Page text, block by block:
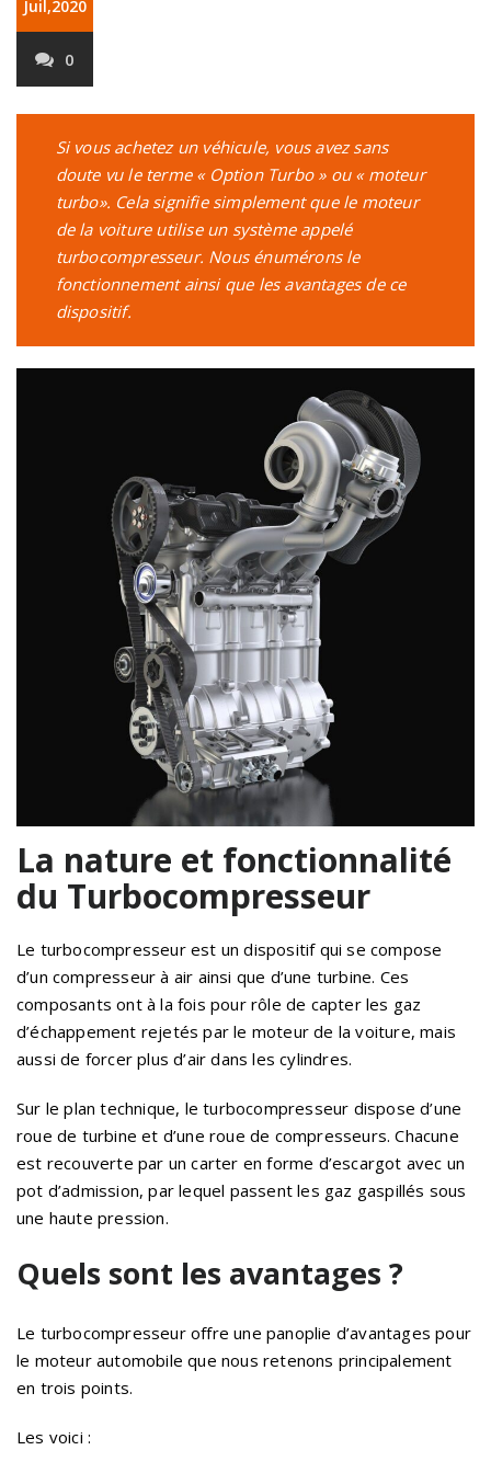
Juil,2020
0
Si vous achetez un véhicule, vous avez sans
doute vu le terme « Option Turbo » ou « moteur
turbo». Cela signifie simplement que le moteur
de la voiture utilise un système appelé
turbocompresseur. Nous énumérons le
fonctionnement ainsi que les avantages de ce
dispositif.
La nature et fonctionnalité
du Turbocompresseur
Le turbocompresseur est un dispositif qui se compose
d’un compresseur à air ainsi que d’une turbine. Ces
composants ont à la fois pour rôle de capter les gaz
d’échappement rejetés par le moteur de la voiture, mais
aussi de forcer plus d’air dans les cylindres.
Sur le plan technique, le turbocompresseur dispose d’une
roue de turbine et d’une roue de compresseurs. Chacune
est recouverte par un carter en forme d’escargot avec un
pot d’admission, par lequel passent les gaz gaspillés sous
une haute pression.
Quels sont les avantages ?
Le turbocompresseur offre une panoplie d’avantages pour
le moteur automobile que nous retenons principalement
en trois points.
Les voici :